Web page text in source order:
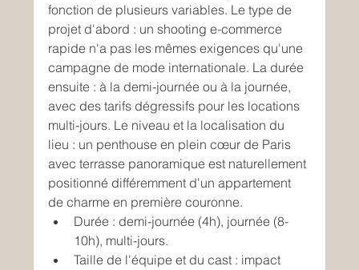
fonction de plusieurs variables. Le type de
projet d'abord : un shooting e-commerce
rapide n'a pas les mêmes exigences qu'une
campagne de mode internationale. La durée
ensuite : à la demi-journée ou à la journée,
avec des tarifs dégressifs pour les locations
multi-jours. Le niveau et la localisation du
lieu : un penthouse en plein cœur de Paris
avec terrasse panoramique est naturellement
positionné différemment d'un appartement
de charme en première couronne.
Durée : demi-journée (4h), journée (8-
10h), multi-jours.
Taille de l'équipe et du cast : impact